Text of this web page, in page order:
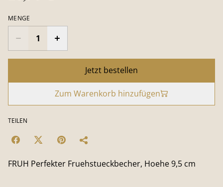
MENGE
Jetzt bestellen
Zum Warenkorb hinzufügen
TEILEN
FRUH Perfekter Fruehstueckbecher, Hoehe 9,5 cm